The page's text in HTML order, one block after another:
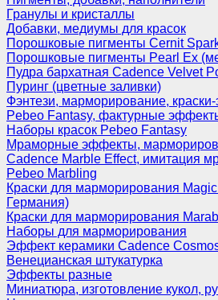
Гранулы и кристаллы
Добавки, медиумы для красок
Порошковые пигменты Cernit
Порошковые пигменты Pearl Ex
Пудра бархатная Cadence Velvet
Пуринг (цветные заливки)
Фэнтези, марморирование,
Pebeo Fantasy, фактурные
Наборы красок Pebeo Fantasy
Мраморные эффекты,
Cadence Marble Effect, имитация
Pebeo Marbling
Краски для марморирования
Германия)
Краски для марморирования
Наборы для марморирования
Эффект керамики Cadence
Венецианская штукатурка
Эффекты разные
Миниатюра, изготовление кукол,